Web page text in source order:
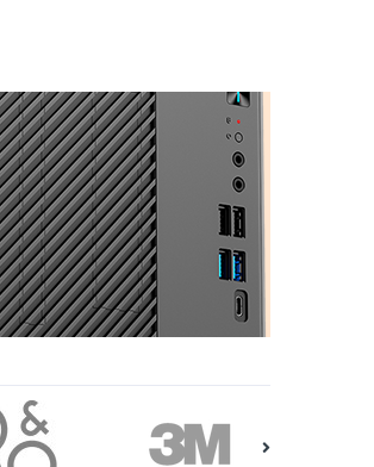
Etiquetas
Epson Premium, 76mm x
35m, 163 g/m²
€7,92